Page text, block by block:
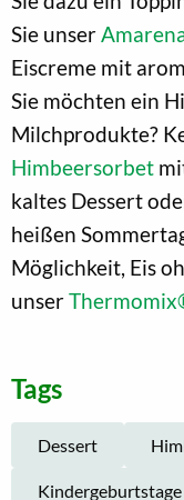
Sie unser
Eiscreme mit
Sie möchten ein
Milchprodukte?
Himbeersorbet
kaltes Dessert
heißen
Möglichkeit, Eis
unser
Tags
Dessert
Kindergeburtstage